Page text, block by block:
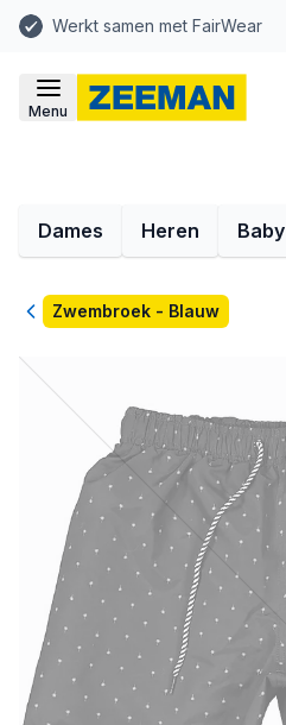
Werkt samen met FairWear
Menu
Dames Heren Baby
TerugZwembroek - Blauw